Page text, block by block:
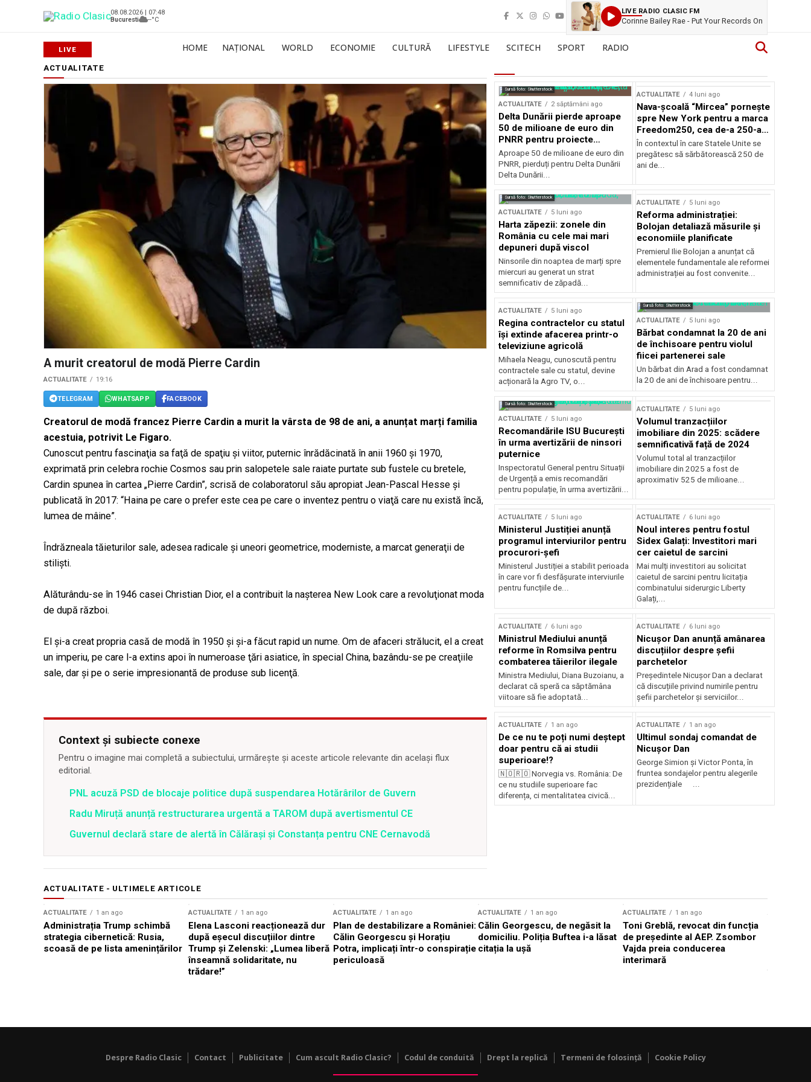
08.08.2026 | 07:48
Bucuresti
--°C
LIVE RADIO CLASIC FM
Corinne Bailey Rae - Put Your Records On
HOME NAȚIONAL WORLD ECONOMIE CULTURĂ LIFESTYLE SCITECH SPORT RADIO
ACTUALITATE
A murit creatorul de modă Pierre Cardin
ACTUALITATE 19:16
TELEGRAM WHATSAPP FACEBOOK
Creatorul de modă francez Pierre Cardin a murit la vârsta de 98 de ani, a anunțat marți familia
acestuia, potrivit Le Figaro.
Cunoscut pentru fascinaţia sa faţă de spaţiu şi viitor, puternic înrădăcinată în anii 1960 şi 1970,
exprimată prin celebra rochie Cosmos sau prin salopetele sale raiate purtate sub fustele cu bretele,
Cardin spunea în cartea „Pierre Cardin”, scrisă de colaboratorul său apropiat Jean-Pascal Hesse şi
publicată în 2017: “Haina pe care o prefer este cea pe care o inventez pentru o viaţă care nu există încă,
lumea de mâine”.
Îndrăzneala tăieturilor sale, adesea radicale şi uneori geometrice, moderniste, a marcat generaţii de
stilişti.
Alăturându-se în 1946 casei Christian Dior, el a contribuit la naşterea New Look care a revoluţionat moda
de după război.
El şi-a creat propria casă de modă în 1950 şi şi-a făcut rapid un nume. Om de afaceri strălucit, el a creat
un imperiu, pe care l-a extins apoi în numeroase ţări asiatice, în special China, bazându-se pe creaţiile
sale, dar şi pe o serie impresionantă de produse sub licenţă.
Context și subiecte conexe
Pentru o imagine mai completă a subiectului, urmărește și aceste articole relevante din același flux
editorial.
PNL acuză PSD de blocaje politice după suspendarea Hotărârilor de Guvern
Radu Miruță anunță restructurarea urgentă a TAROM după avertismentul CE
Guvernul declară stare de alertă în Călărași și Constanța pentru CNE Cernavodă
Sursă foto: Shutterstock
ACTUALITATE 2 săptămâni ago
Delta Dunării pierde aproape
50 de milioane de euro din
PNRR pentru proiecte
esențiale
Aproape 50 de milioane de euro din
PNRR, pierduți pentru Delta Dunării
Delta Dunării...
ACTUALITATE 4 luni ago
Nava-școală “Mircea” pornește
spre New York pentru a marca
Freedom250, cea de-a 250-a
aniversare a Statelor Unite
În contextul în care Statele Unite se
pregătesc să sărbătorească 250 de
ani de...
Sursă foto: Shutterstock
ACTUALITATE 5 luni ago
Harta zăpezii: zonele din
România cu cele mai mari
depuneri după viscol
Ninsorile din noaptea de marți spre
miercuri au generat un strat
semnificativ de zăpadă...
ACTUALITATE 5 luni ago
Reforma administrației:
Bolojan detaliază măsurile și
economiile planificate
Premierul Ilie Bolojan a anunțat că
elementele fundamentale ale reformei
administrației au fost convenite...
ACTUALITATE 5 luni ago
Regina contractelor cu statul
își extinde afacerea printr-o
televiziune agricolă
Mihaela Neagu, cunoscută pentru
contractele sale cu statul, devine
acționară la Agro TV, o...
Sursă foto: Shutterstock
ACTUALITATE 5 luni ago
Bărbat condamnat la 20 de ani
de închisoare pentru violul
fiicei partenerei sale
Un bărbat din Arad a fost condamnat
la 20 de ani de închisoare pentru...
Sursă foto: Shutterstock
ACTUALITATE 5 luni ago
Recomandările ISU București
în urma avertizării de ninsori
puternice
Inspectoratul General pentru Situații
de Urgență a emis recomandări
pentru populație, în urma avertizării...
ACTUALITATE 5 luni ago
Volumul tranzacțiilor
imobiliare din 2025: scădere
semnificativă față de 2024
Volumul total al tranzacțiilor
imobiliare din 2025 a fost de
aproximativ 525 de milioane...
ACTUALITATE 5 luni ago
Ministerul Justiției anunță
programul interviurilor pentru
procurori-șefi
Ministerul Justiției a stabilit perioada
în care vor fi desfășurate interviurile
pentru funcțiile de...
ACTUALITATE 6 luni ago
Noul interes pentru fostul
Sidex Galați: Investitori mari
cer caietul de sarcini
Mai mulți investitori au solicitat
caietul de sarcini pentru licitația
combinatului siderurgic Liberty
Galați,...
ACTUALITATE 6 luni ago
Ministrul Mediului anunță
reforme în Romsilva pentru
combaterea tăierilor ilegale
Ministra Mediului, Diana Buzoianu, a
declarat că speră ca săptămâna
viitoare să fie adoptată...
ACTUALITATE 6 luni ago
Nicușor Dan anunță amânarea
discuțiilor despre șefii
parchetelor
Președintele Nicușor Dan a declarat
că discuțiile privind numirile pentru
șefii parchetelor și serviciilor...
ACTUALITATE 1 an ago
De ce nu te poți numi deștept
doar pentru că ai studii
superioare!?
🇳🇴🇷🇴 Norvegia vs. România: De
ce nu studiile superioare fac
diferența, ci mentalitatea civică...
ACTUALITATE 1 an ago
Ultimul sondaj comandat de
Nicușor Dan
George Simion și Victor Ponta, în
fruntea sondajelor pentru alegerile
prezidențiale ...
ACTUALITATE - ULTIMELE ARTICOLE
ACTUALITATE 1 an ago
Administrația Trump schimbă
strategia cibernetică: Rusia,
scoasă de pe lista amenințărilor
ACTUALITATE 1 an ago
Elena Lasconi reacționează dur
după eșecul discuțiilor dintre
Trump și Zelenski: „Lumea liberă
înseamnă solidaritate, nu
trădare!”
ACTUALITATE 1 an ago
Plan de destabilizare a României:
Călin Georgescu și Horațiu
Potra, implicați într-o conspirație
periculoasă
ACTUALITATE 1 an ago
Călin Georgescu, de negăsit la
domiciliu. Poliția Buftea i-a lăsat
citația la ușă
ACTUALITATE 1 an ago
Toni Greblă, revocat din funcția
de președinte al AEP. Zsombor
Vajda preia conducerea
interimară
Despre Radio Clasic Contact Publicitate Cum ascult Radio Clasic? Codul de conduită Drept la replică Termeni de folosință Cookie Policy